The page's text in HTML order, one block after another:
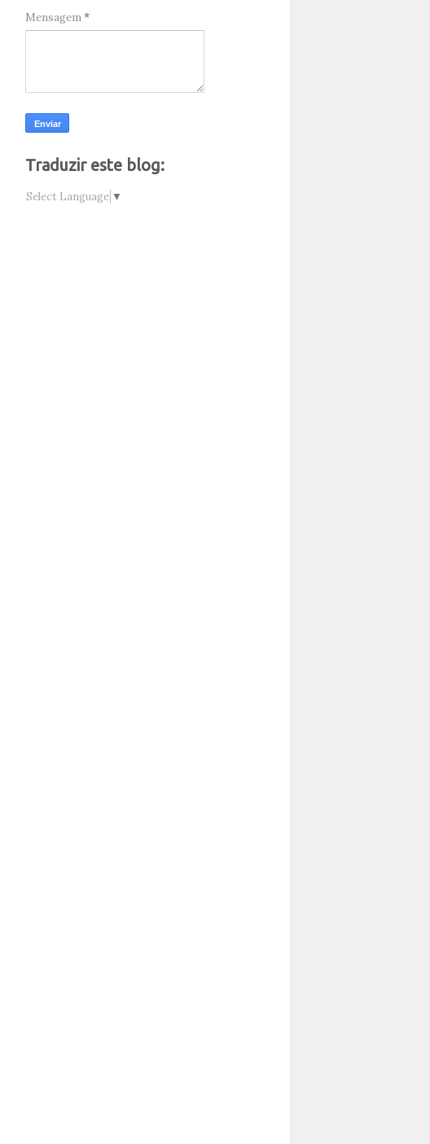
Mensagem*
Traduzir este blog:
Select Language ▼